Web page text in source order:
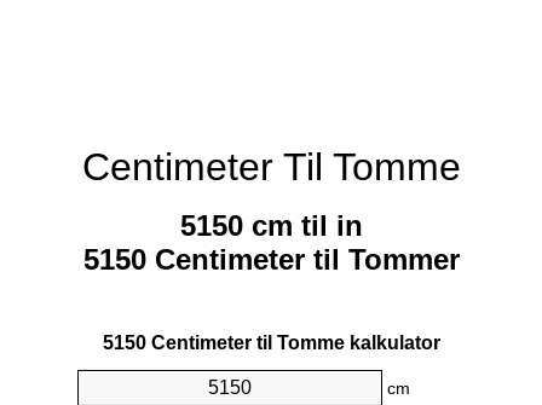
Centimeter Til Tomme
5150 cm til in
5150 Centimeter til Tommer
5150 Centimeter til Tomme kalkulator
cm